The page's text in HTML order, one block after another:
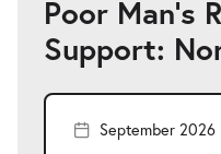
zum
Poor Man's
Support:
September 2026